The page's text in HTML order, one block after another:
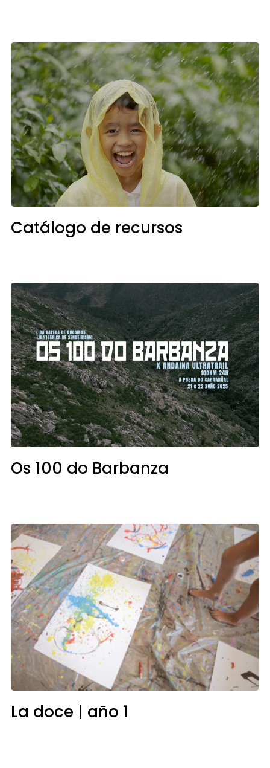
Catálogo de recursos
Os 100 do Barbanza
La doce | año 1